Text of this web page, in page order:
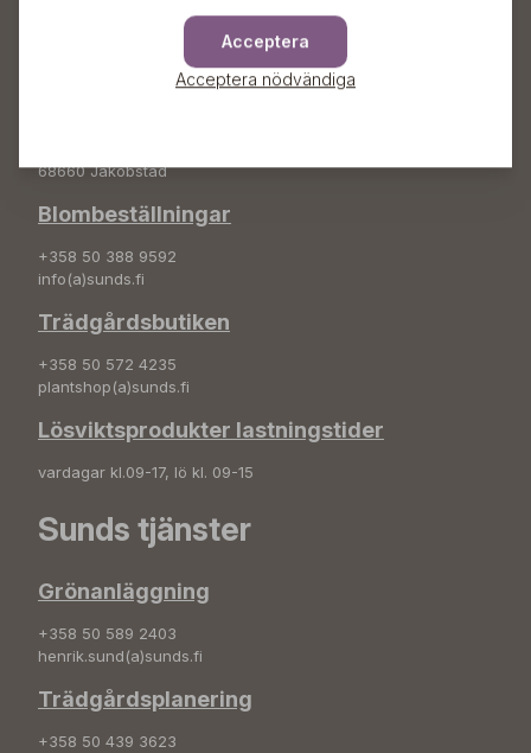
68660 Jakobstad
Blombeställningar
+358 50 388 9592
info(a)sunds.fi
Trädgårdsbutiken
+358 50 572 4235
plantshop(a)sunds.fi
Lösviktsprodukter lastningstider
vardagar kl.09-17, lö kl. 09-15
Sunds tjänster
Grönanläggning
+358 50 589 2403
henrik.sund(a)sunds.fi
Trädgårdsplanering
+358 50 439 3623
Acceptera
Acceptera nödvändiga